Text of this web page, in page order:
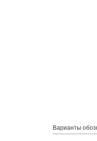
Варианты